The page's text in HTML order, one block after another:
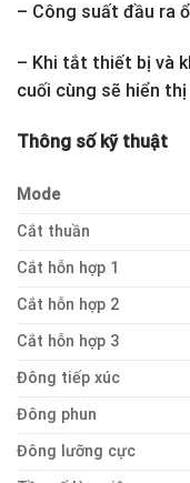
– Công suất đầu ra
– Khi tắt thiết bị và
cuối cùng sẽ hiển
Thông số kỹ thuật
Mode
Cắt thuần
Cắt hỗn hợp 1
Cắt hỗn hợp 2
Cắt hỗn hợp 3
Đông tiếp xúc
Đông phun
Đông lưỡng cực